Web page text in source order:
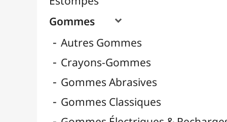
Pochoirs
Rapporteurs
Règles / Mesures
Taille-Crayons

Tapis de Coupe